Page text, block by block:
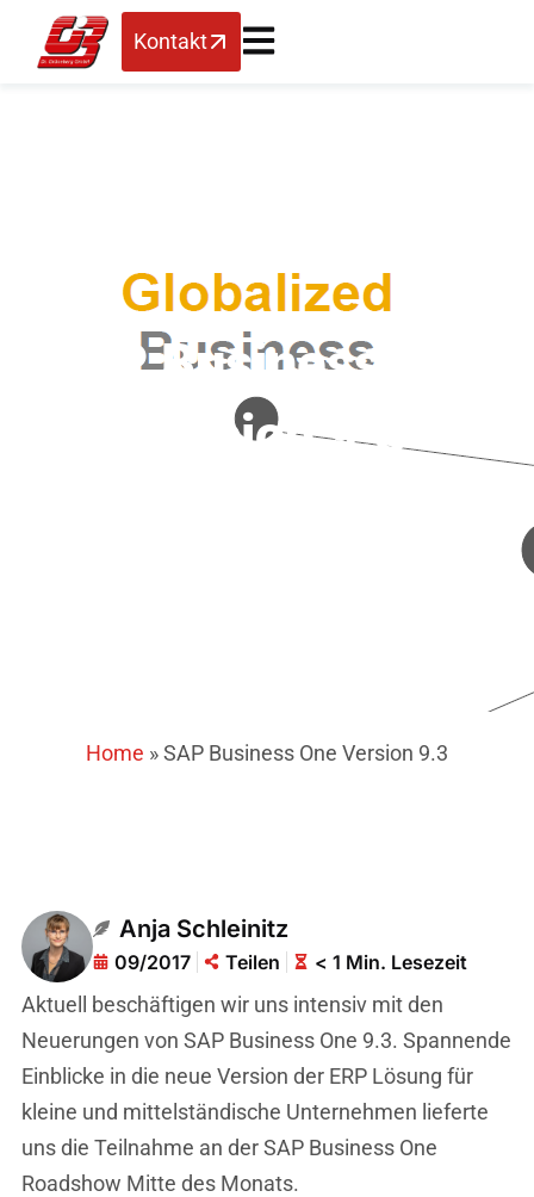
Kontakt
SAP Business One
Version 9.3
Home »SAP Business One Version 9.3
Anja Schleinitz
09/2017 Teilen < 1 Min. Lesezeit
Aktuell beschäftigen wir uns intensiv mit den
Neuerungen von SAP Business One 9.3. Spannende
Einblicke in die neue Version der ERP Lösung für
kleine und mittelständische Unternehmen lieferte
uns die Teilnahme an der SAP Business One
Roadshow Mitte des Monats.